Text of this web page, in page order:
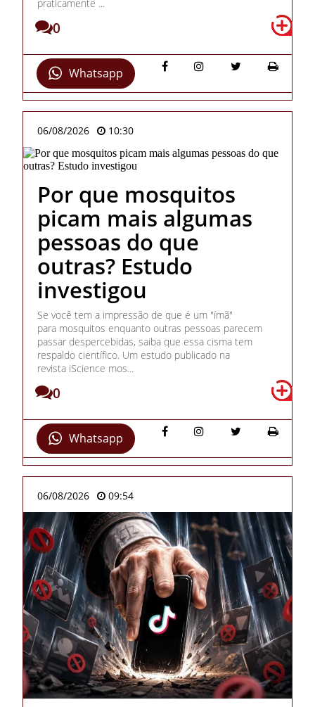
praticamente ...
0
Whatsapp
06/08/2026 10:30
Por que mosquitos
picam mais algumas
pessoas do que
outras? Estudo
investigou
Se você tem a impressão de que é um "ímã"
para mosquitos enquanto outras pessoas parecem
passar despercebidas, saiba que essa cisma tem
respaldo científico. Um estudo publicado na
revista iScience mos...
0
Whatsapp
06/08/2026 09:54